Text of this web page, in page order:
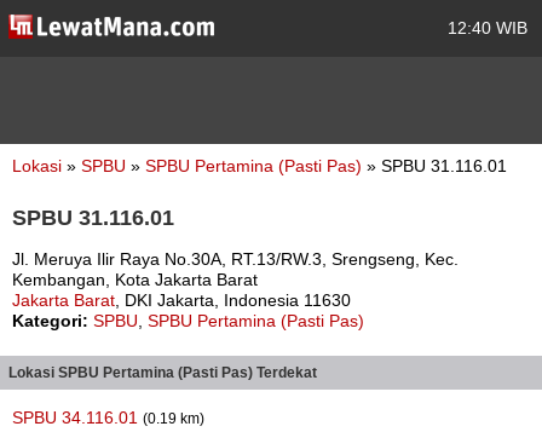
12:40 WIB
Lokasi » SPBU » SPBU Pertamina (Pasti Pas) » SPBU 31.116.01
SPBU 31.116.01
Jl. Meruya Ilir Raya No.30A, RT.13/RW.3, Srengseng, Kec.
Kembangan, Kota Jakarta Barat
Jakarta Barat , DKI Jakarta, Indonesia 11630
Kategori: SPBU SPBU Pertamina (Pasti Pas)
Lokasi SPBU Pertamina (Pasti Pas) Terdekat
SPBU 34.116.01 (0.19 km)